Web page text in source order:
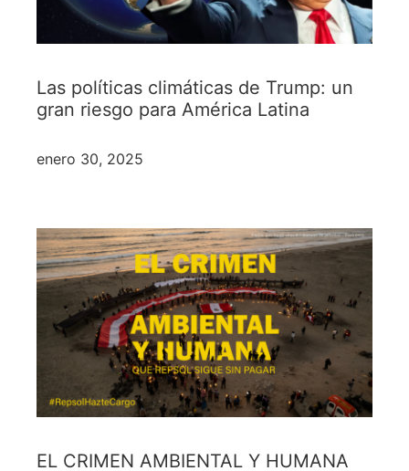
Las políticas climáticas de Trump: un
gran riesgo para América Latina
enero 30, 2025
EL CRIMEN AMBIENTAL Y HUMANA